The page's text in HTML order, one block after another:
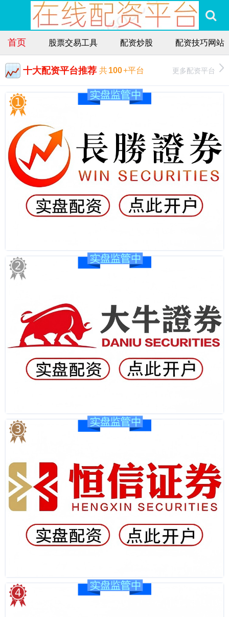
首页 股票交易工具 配资炒股 配资技巧网站
十大配资平台推荐 共100+平台 更多配资平台